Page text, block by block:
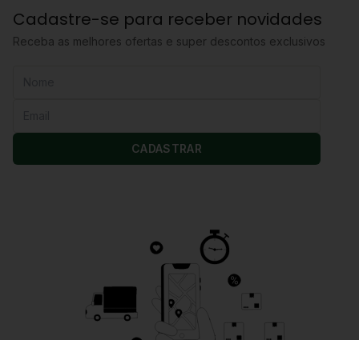
Cadastre-se para receber novidades
Receba as melhores ofertas e super descontos exclusivos
CADASTRAR